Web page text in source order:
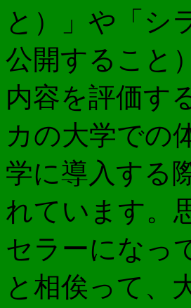
と）」や「シ
公開すること
内容を評価す
カの大学での
学に導入する
れています。
セラーになっ
と相俟って、